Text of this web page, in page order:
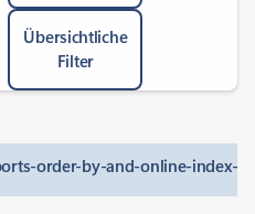
Übersichtliche
Filter
order-by-and-online-index-